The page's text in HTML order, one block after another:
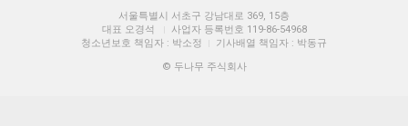
서울특별시 서초구 강남대로 369, 15층
대표 오경석
사업자 등록번호 119-86-54968
청소년보호 책임자 : 박소정
기사배열 책임자 : 박동규
© 두나무 주식회사